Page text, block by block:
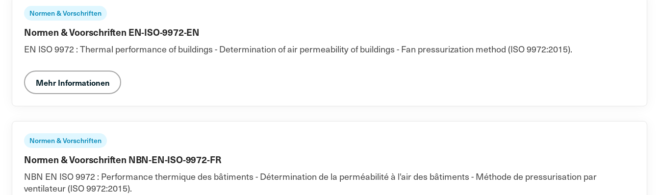
Normen & Vorschriften
Normen & Voorschriften EN-ISO-9972-EN
EN ISO 9972 : Thermal performance of buildings - Determination of air permeability of buildings - Fan pressurization method (ISO 9972:2015).
Mehr Informationen
Normen & Vorschriften
Normen & Voorschriften NBN-EN-ISO-9972-FR
NBN EN ISO 9972 : Performance thermique des bâtiments - Détermination de la perméabilité à l'air des bâtiments - Méthode de pressurisation par
ventilateur (ISO 9972:2015).